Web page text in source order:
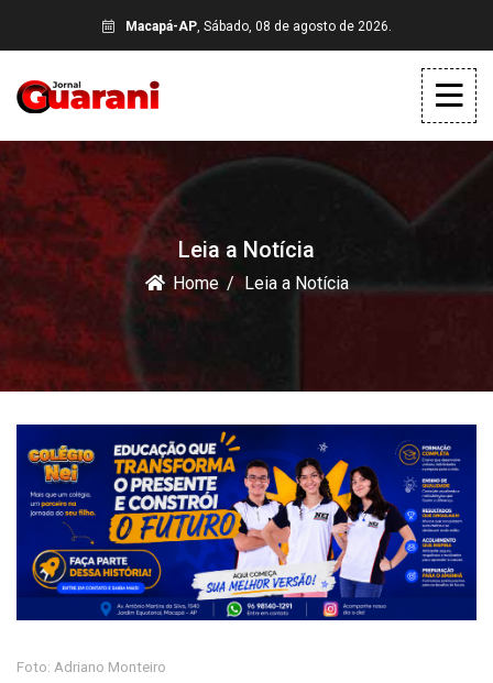
Macapá-AP, Sábado, 08 de agosto de 2026.
Leia a Notícia
Home Leia a Notícia
Foto: Adriano Monteiro